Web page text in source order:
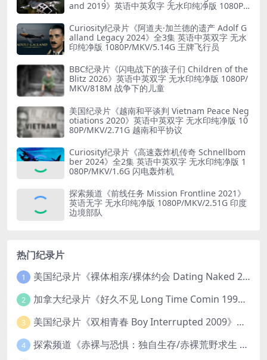
and 2019》英语中英双字 无水印纯净版 1080P/
Curiosity纪录片《阿道夫·加兰德的遗产 Adolf G
alland Legacy 2024》全3集 英语中英双字 无水
印纯净版 1080P/MKV/5.14G 王牌飞行员
BBC纪录片《闪电战下的孩子们 Children of the
Blitz 2026》英语中英双字 无水印纯净版 1080P/
MKV/818M 战争下的儿童
美国纪录片《越南和平谈判 Vietnam Peace Neg
otiations 2020》英语中英双字 无水印纯净版 10
80P/MKV/2.71G 越南和平协议
Curiosity纪录片《高速轰炸机传奇 Schnellbom
ber 2024》全2集 英语中英双字 无水印纯净版 1
080P/MKV/1.6G 闪电轰炸机
探索频道《前线任务 Mission Frontline 2021》
英语无字 无水印纯净版 1080P/MKV/2.51G 印度
边境部队
热门纪录片
1 美国纪录片《裸体相亲/裸体约会 Dating Naked 2014-2016》第1-3季全33集 英语中英双字 无水印纯净版 1080P/MKV/85.6G 裸体相亲真人秀
2 加拿大纪录片《好久不见 Long Time Comin 1993》英语中英双字 官方纯净版 1080P/MKV/1G 女同性艺术家
3 美国纪录片《双相青春 Boy Interrupted 2009》英语中英双字 官方纯净版 1080P/MKV/1.43G 青少年躁郁症
4 探索频道《赤裸与恐惧：独自生存/赤裸荒野求生 Naked and Afraid: Solo 2023》第一季全8集 英语中英双字 官方纯净版 高码1080P/MKV/45.4G